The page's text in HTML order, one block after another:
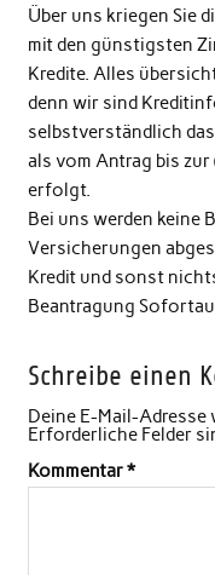
Über uns kriegen Sie
mit den günstigsten
Kredite. Alles
denn wir sind
selbstverständlich
als vom Antrag bis
erfolgt.
Bei uns werden keine
Versicherungen
Kredit und sonst
Beantragung
Schreibe einen
Deine E-Mail-
Erforderliche Felder
Kommentar*